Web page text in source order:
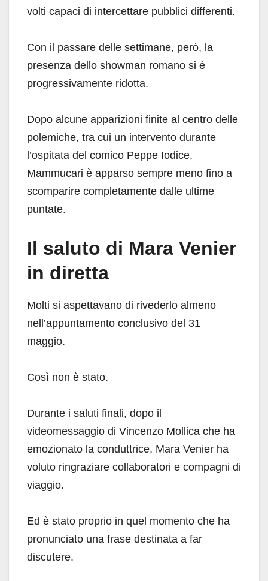
volti capaci di intercettare pubblici differenti.
Con il passare delle settimane, però, la
presenza dello showman romano si è
progressivamente ridotta.
Dopo alcune apparizioni finite al centro delle
polemiche, tra cui un intervento durante
l’ospitata del comico Peppe Iodice,
Mammucari è apparso sempre meno fino a
scomparire completamente dalle ultime
puntate.
Il saluto di Mara Venier
in diretta
Molti si aspettavano di rivederlo almeno
nell’appuntamento conclusivo del 31
maggio.
Così non è stato.
Durante i saluti finali, dopo il
videomessaggio di Vincenzo Mollica che ha
emozionato la conduttrice, Mara Venier ha
voluto ringraziare collaboratori e compagni di
viaggio.
Ed è stato proprio in quel momento che ha
pronunciato una frase destinata a far
discutere.